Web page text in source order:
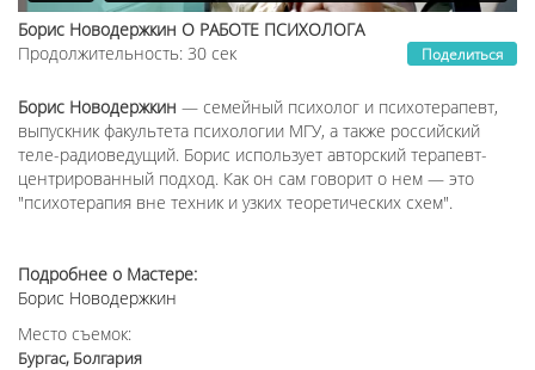
Поделиться
Борис Новодержкин О РАБОТЕ ПСИХОЛОГА
Продолжительность: 30 сек
Борис Новодержкин — семейный психолог и психотерапевт,
выпускник факультета психологии МГУ, а также российский
теле-радиоведущий. Борис использует авторский терапевт-
центрированный подход. Как он сам говорит о нем — это
"психотерапия вне техник и узких теоретических схем".
Подробнее о Мастере:
Борис Новодержкин
Место съемок:
Бургас, Болгария